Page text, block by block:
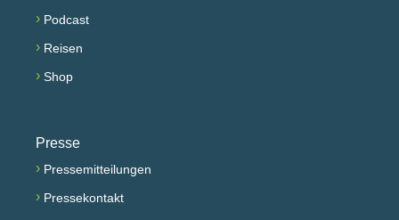
› Podcast
› Reisen
› Shop
Presse
› Pressemitteilungen
› Pressekontakt